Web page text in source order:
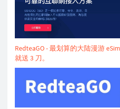
RedteaGO - 最划算的大陆漫游
就送 3 刀。